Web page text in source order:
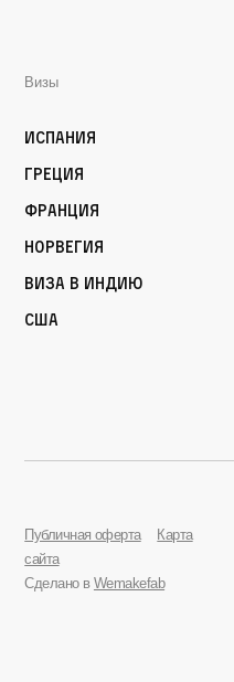
Визы
Испания
Греция
Франция
Норвегия
Виза в Индию
США
Публичная оферта
Карта
сайта
Сделано в Wemakefab